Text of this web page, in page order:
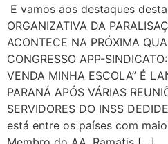
E vamos aos destaques
ORGANIZATIVA DA
ACONTECE NA PRÓXIMA
CONGRESSO APP-
VENDA MINHA ESCOLA” É
PARANÁ APÓS VÁRIAS
SERVIDORES DO INSS
está entre os países com